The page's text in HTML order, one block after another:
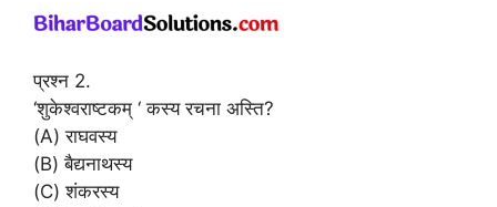
प्रश्न 2.
‘शुकेश्वराष्टकम् ‘ कस्य रचना अस्ति?
(A) राघवस्य
(B) बैद्यनाथस्य
(C) शंकरस्य